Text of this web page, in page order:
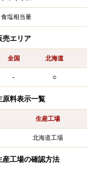
食塩相当量
売エリア
全国 北海道
- ○
原料表示一覧
生産工場
北海道工場
産工場の確認方法